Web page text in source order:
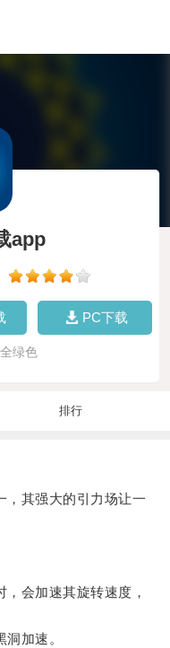
app
PC下载
绿色
排行
其强大的引力场让一
会加速其旋转速度，
加速。